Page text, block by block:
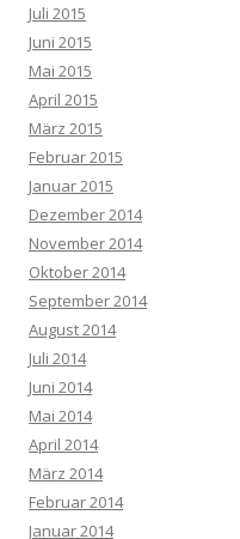
Juli 2015
Juni 2015
Mai 2015
April 2015
März 2015
Februar 2015
Januar 2015
Dezember 2014
November 2014
Oktober 2014
September 2014
August 2014
Juli 2014
Juni 2014
Mai 2014
April 2014
März 2014
Februar 2014
Januar 2014